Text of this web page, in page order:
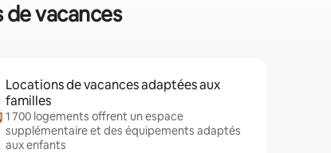
vacances
Locations de vacances adaptées aux
familles
1 700 logements offrent un espace
supplémentaire et des équipements adaptés
aux enfants